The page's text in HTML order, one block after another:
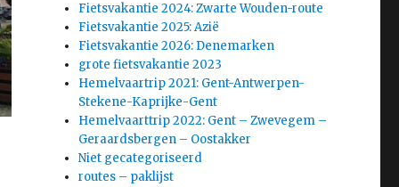
Fietsvakantie 2024: Zwarte Wouden-route
Fietsvakantie 2025: Azië
Fietsvakantie 2026: Denemarken
grote fietsvakantie 2023
Hemelvaartrip 2021: Gent-Antwerpen-
Stekene-Kaprijke-Gent
Hemelvaarttrip 2022: Gent – Zwevegem –
Geraardsbergen – Oostakker
Niet gecategoriseerd
routes – paklijst